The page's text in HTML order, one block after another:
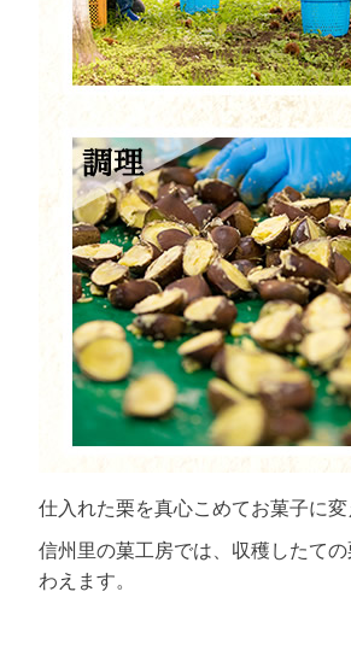
仕入れた栗を真心こめてお菓子に
信州里の菓工房では、収穫したて
わえます。